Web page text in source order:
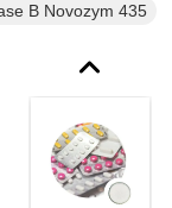
B Novozym 435